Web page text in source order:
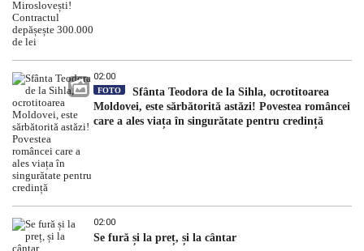
02:00
FOTO
Sfânta Teodora de la Sihla, ocrotitoarea
Moldovei, este sărbătorită astăzi! Povestea româncei
care a ales viața în singurătate pentru credință
02:00
Se fură și la preț, și la cântar